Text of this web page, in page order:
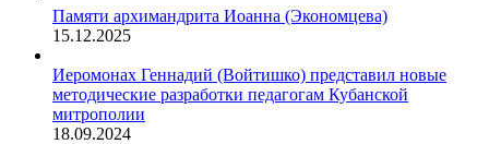
Памяти архимандрита Иоанна (Экономцева)
15.12.2025
Иеромонах Геннадий (Войтишко) представил новые
методические разработки педагогам Кубанской
митрополии
18.09.2024